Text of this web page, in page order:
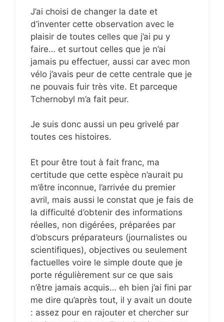
J’ai choisi de changer la date et
d’inventer cette observation avec le
plaisir de toutes celles que j’ai pu y
faire… et surtout celles que je n’ai
jamais pu effectuer, aussi car avec mon
vélo j’avais peur de cette centrale que je
ne pouvais fuir très vite. Et parceque
Tchernobyl m’a fait peur.
Je suis donc aussi un peu grivelé par
toutes ces histoires.
Et pour être tout à fait franc, ma
certitude que cette espèce n’aurait pu
m’être inconnue, l’arrivée du premier
avril, mais aussi le constat que je fais de
la difficulté d’obtenir des informations
réelles, non digérées, préparées par
d’obscurs préparateurs (journalistes ou
scientifiques), objectives ou seulement
factuelles voire le simple doute que je
porte régulièrement sur ce que sais
n’être jamais acquis… eh bien j’ai fini par
me dire qu’après tout, il y avait un doute
: assez pour en rajouter et chercher sur